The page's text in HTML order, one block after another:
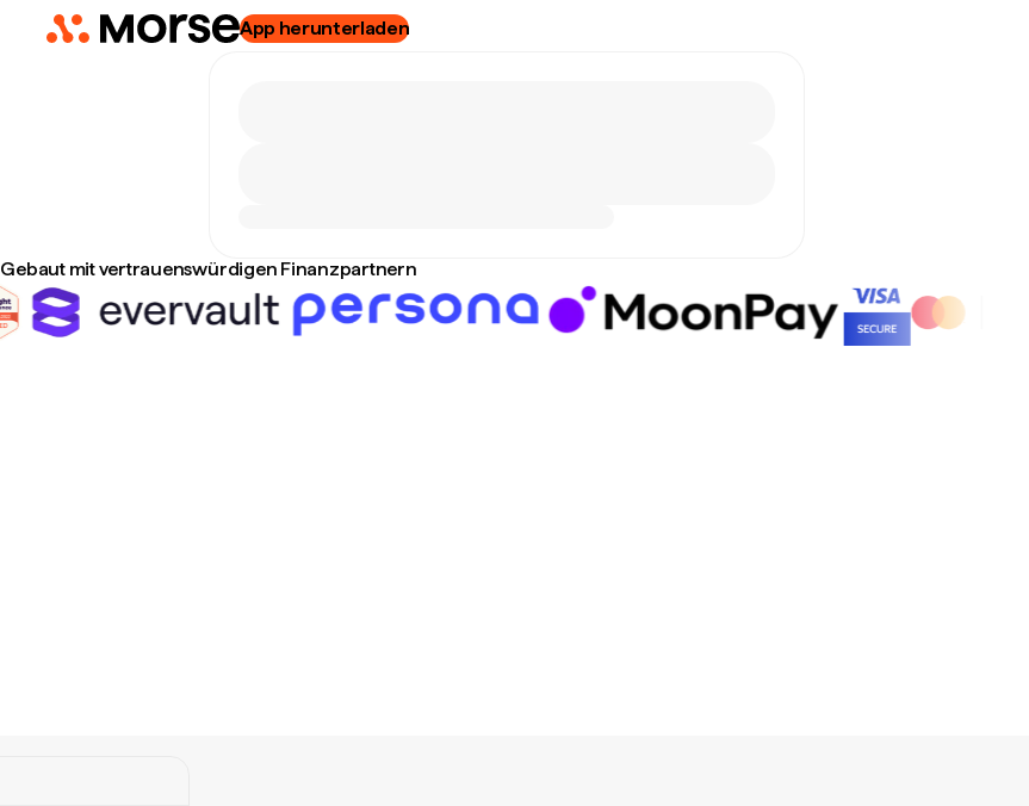
App herunterladen
Gebaut mit vertrauenswürdigen Finanzpartnern